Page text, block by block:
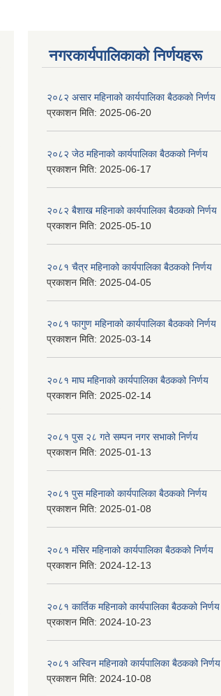
नगरकार्यपालिकाकाे निर्णयहरू
२०८२ असार महिनाको कार्यपालिका बैठकको निर्णय
प्रकाशन मिति: 2025-06-20
२०८२ जेठ महिनाको कार्यपालिका बैठकको निर्णय
प्रकाशन मिति: 2025-06-17
२०८२ बैशाख महिनाको कार्यपालिका बैठकको निर्णय
प्रकाशन मिति: 2025-05-10
२०८१ चैत्र महिनाको कार्यपालिका बैठकको निर्णय
प्रकाशन मिति: 2025-04-05
२०८१ फागुण महिनाको कार्यपालिका बैठकको निर्णय
प्रकाशन मिति: 2025-03-14
२०८१ माघ महिनाको कार्यपालिका बैठकको निर्णय
प्रकाशन मिति: 2025-02-14
२०८१ पुस २८ गते सम्प‍न नगर सभाको निर्णय
प्रकाशन मिति: 2025-01-13
२०८१ पुस महिनाको कार्यपालिका बैठकको निर्णय
प्रकाशन मिति: 2025-01-08
२०८१ मंसिर महिनाको कार्यपालिका बैठकको निर्णय
प्रकाशन मिति: 2024-12-13
२०८१ कार्तिक महिनाको कार्यपालिका बैठकको निर्णय
प्रकाशन मिति: 2024-10-23
२०८१ अस्विन महिनाको कार्यपालिका बैठकको निर्णय
प्रकाशन मिति: 2024-10-08